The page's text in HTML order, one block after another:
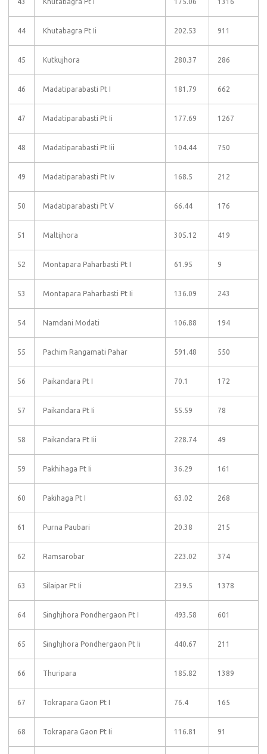
44 Khutabagra Pt Ii 202.53 911
45 Kutkujhora 280.37 286
46 Madatiparabasti Pt I 181.79 662
47 Madatiparabasti Pt Ii 177.69 1267
48 Madatiparabasti Pt Iii 104.44 750
49 Madatiparabasti Pt Iv 168.5 212
50 Madatiparabasti Pt V 66.44 176
51 Maltijhora 305.12 419
52 Montapara Paharbasti Pt I 61.95 9
53 Montapara Paharbasti Pt Ii 136.09 243
54 Namdani Modati 106.88 194
55 Pachim Rangamati Pahar 591.48 550
56 Paikandara Pt I 70.1 172
57 Paikandara Pt Ii 55.59 78
58 Paikandara Pt Iii 228.74 49
59 Pakhihaga Pt Ii 36.29 161
60 Pakihaga Pt I 63.02 268
61 Purna Paubari 20.38 215
62 Ramsarobar 223.02 374
63 Silaipar Pt Ii 239.5 1378
64 Singhjhora Pondhergaon Pt I 493.58 601
65 Singhjhora Pondhergaon Pt Ii 440.67 211
66 Thuripara 185.82 1389
67 Tokrapara Gaon Pt I 76.4 165
68 Tokrapara Gaon Pt Ii 116.81 91